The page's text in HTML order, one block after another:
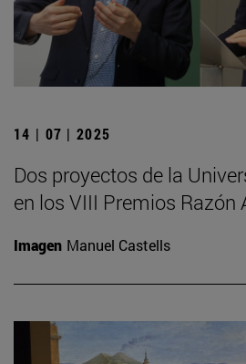
14 | 07 | 2025
Dos proyectos de la
en los VIII Premios Razón
Imagen Manuel Castells